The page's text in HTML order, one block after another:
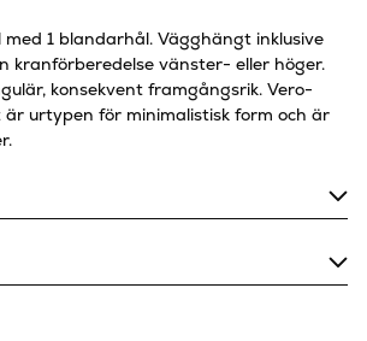
1 blandarhål. Vägghängt inklusive
kranförberedelse vänster- eller höger.
konsekvent framgångsrik. Vero-
urtypen för minimalistisk form och är
250